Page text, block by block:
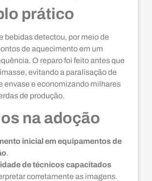
prático
bebidas detectou, por meio de
de aquecimento em um
O reparo foi feito antes que
evitando a paralisação de
envase e economizando milhares
de produção.
na adoção
inicial em equipamentos de
.
de técnicos capacitados
corretamente as imagens.